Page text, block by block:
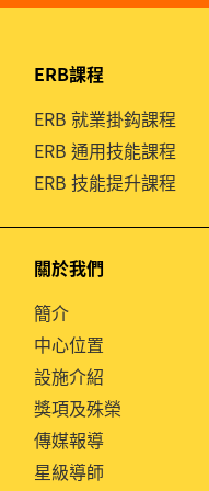
ERB課程
ERB 就業掛鈎課程
ERB 通用技能課程
ERB 技能提升課程
關於我們
簡介
中心位置
設施介紹
獎項及殊榮
傳媒報導
星級導師